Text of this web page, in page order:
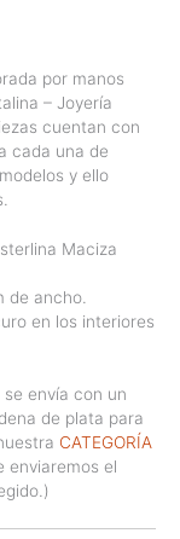
por manos
– Joyería
cuentan con
cada una de
y ello
Maciza
de ancho.
en los interiores
se envía con un
de plata para
CATEGORÍA
enviaremos el